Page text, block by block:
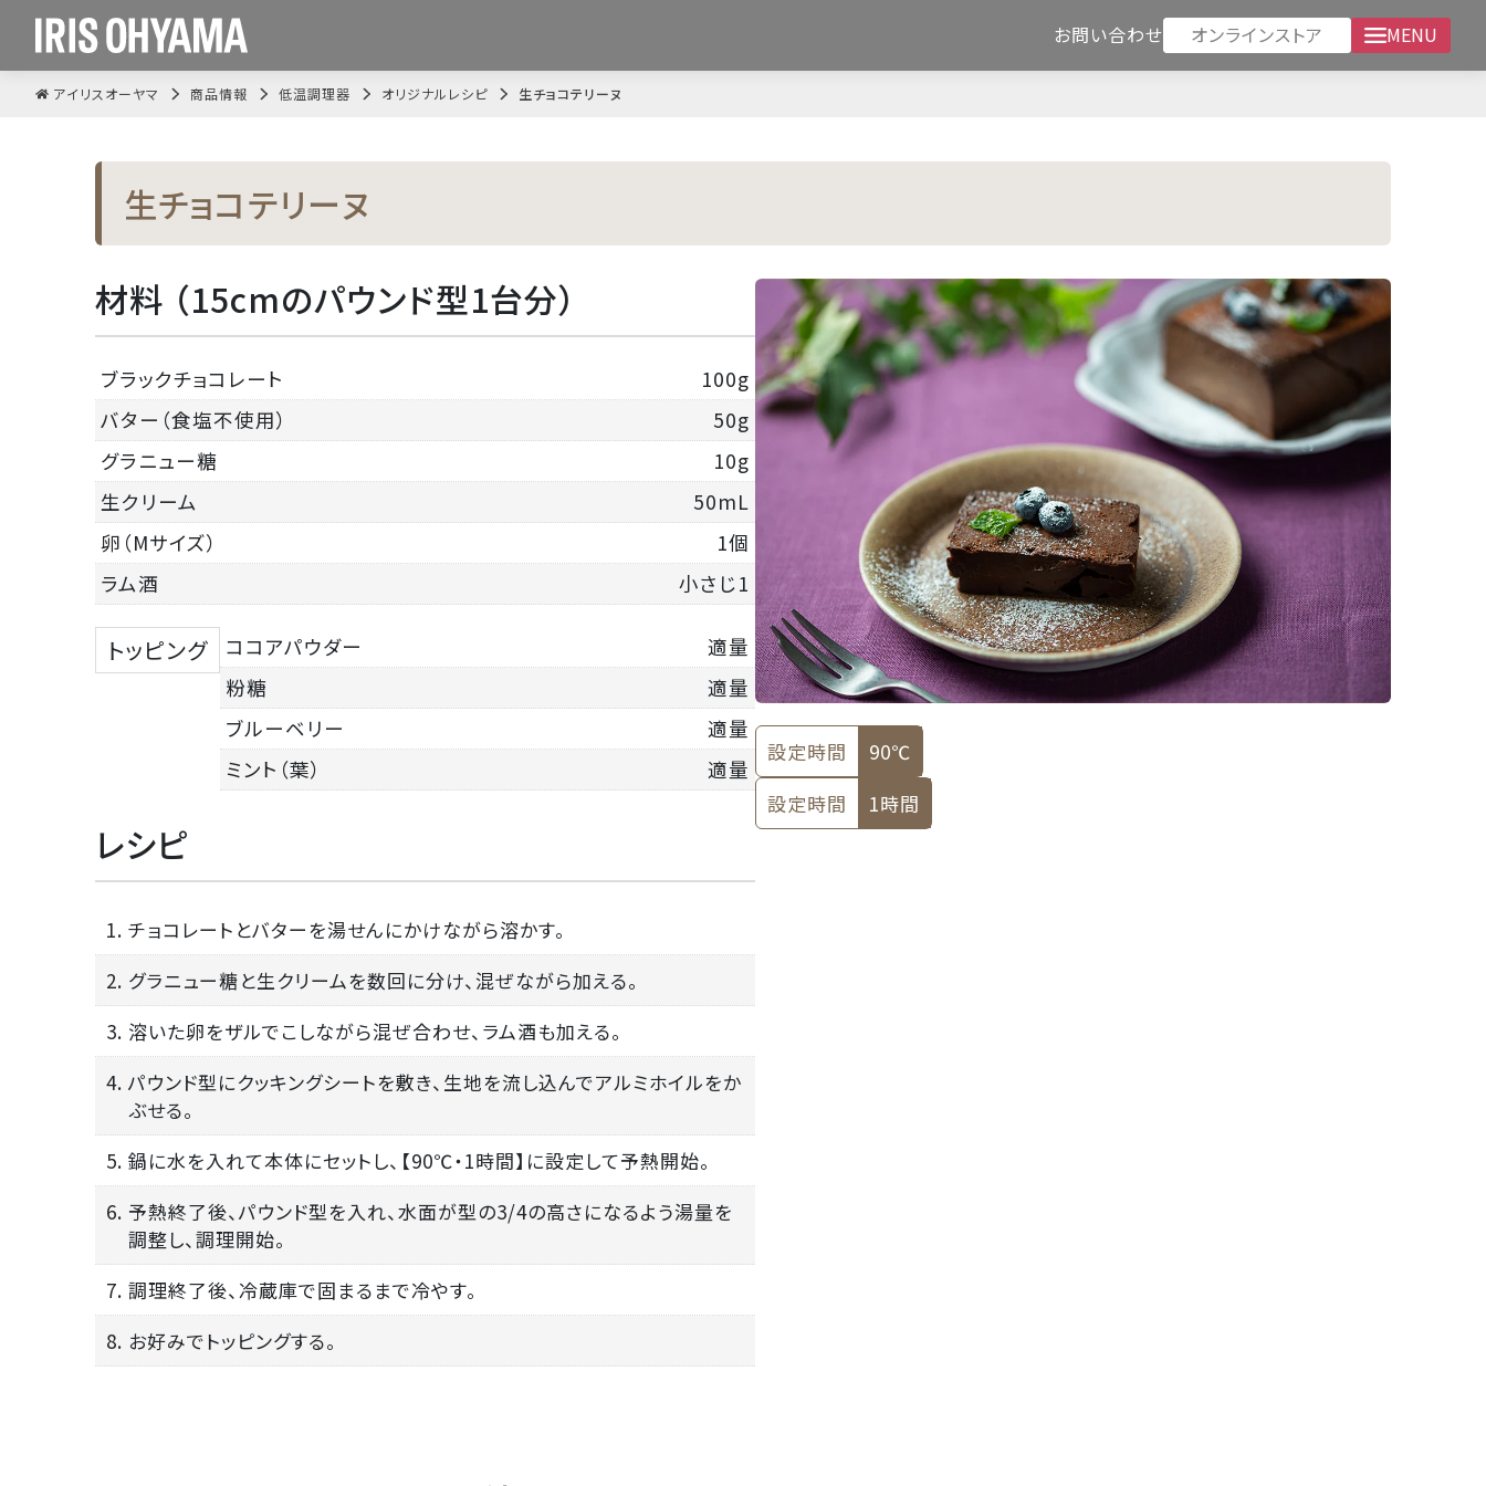
お問い合わせ オンラインストア MENU
アイリスオーヤマ 商品情報 低温調理器 オリジナルレシピ 生チョコテリーヌ
生チョコテリーヌ
設定時間
90℃
設定時間
1時間
材料 （15cmのパウンド型1台分）
ブラックチョコレート
100g
バター（食塩不使用）
50g
グラニュー糖
10g
生クリーム
50mL
卵（Mサイズ）
1個
ラム酒
小さじ1
トッピング ココアパウダー
適量
粉糖
適量
ブルーベリー
適量
ミント（葉）
適量
レシピ
1. チョコレートとバターを湯せんにかけながら溶かす。
2. グラニュー糖と生クリームを数回に分け、混ぜながら加える。
3. 溶いた卵をザルでこしながら混ぜ合わせ、ラム酒も加える。
4. パウンド型にクッキングシートを敷き、生地を流し込んでアルミホイルをか
ぶせる。
5. 鍋に水を入れて本体にセットし、【90℃・1時間】に設定して予熱開始。
6. 予熱終了後、パウンド型を入れ、水面が型の3/4の高さになるよう湯量を
調整し、調理開始。
7. 調理終了後、冷蔵庫で固まるまで冷やす。
8. お好みでトッピングする。